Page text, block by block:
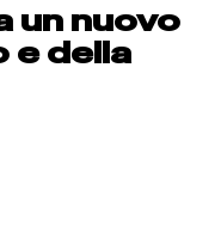
un nuovo
e della